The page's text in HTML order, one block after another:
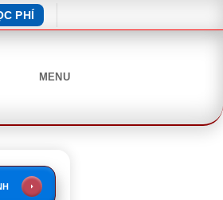
PHÍ
MENU